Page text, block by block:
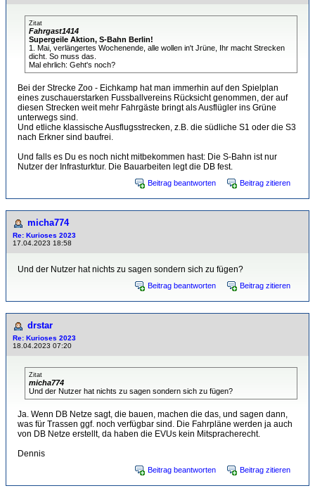
Zitat
Fahrgast1414
Supergeile Aktion, S-Bahn Berlin!
1. Mai, verlängertes Wochenende, alle wollen in't Jrüne, Ihr macht Strecken
dicht. So muss das.
Mal ehrlich: Geht's noch?
Bei der Strecke Zoo - Eichkamp hat man immerhin auf den Spielplan
eines zuschauerstarken Fussballvereins Rücksicht genommen, der auf
diesen Strecken weit mehr Fahrgäste bringt als Ausflügler ins Grüne
unterwegs sind.
Und etliche klassische Ausflugsstrecken, z.B. die südliche S1 oder die S3
nach Erkner sind baufrei.
Und falls es Du es noch nicht mitbekommen hast: Die S-Bahn ist nur
Nutzer der Infrasturktur. Die Bauarbeiten legt die DB fest.
Beitrag beantworten Beitrag zitieren
micha774
Re: Kurioses 2023
17.04.2023 18:58
Und der Nutzer hat nichts zu sagen sondern sich zu fügen?
Beitrag beantworten Beitrag zitieren
drstar
Re: Kurioses 2023
18.04.2023 07:20
Zitat
micha774
Und der Nutzer hat nichts zu sagen sondern sich zu fügen?
Ja. Wenn DB Netze sagt, die bauen, machen die das, und sagen dann,
was für Trassen ggf. noch verfügbar sind. Die Fahrpläne werden ja auch
von DB Netze erstellt, da haben die EVUs kein Mitspracherecht.
Dennis
Beitrag beantworten Beitrag zitieren